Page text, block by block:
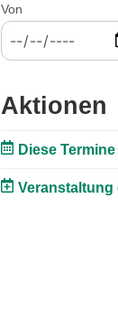
Von
Aktionen
Diese
Veranstaltung